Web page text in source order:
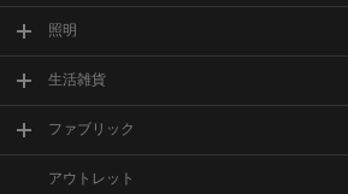
照明
生活雑貨
ファブリック
アウトレット